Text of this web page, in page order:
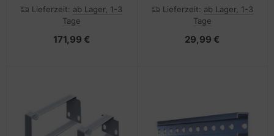
Schrankleuchte 100-
240VAC
Lieferzeit: ab Lager, 1-3
Tage
171,99 €
RAL 7035 - 48.3 cm (19")
Lieferzeit: ab Lager, 1-3
Tage
29,99 €